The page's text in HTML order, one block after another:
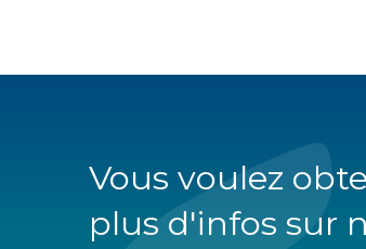
Vous voulez
plus d'infos sur